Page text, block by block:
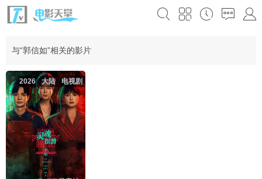
与“郭信如”相关的影片
电视剧
大陆
2026